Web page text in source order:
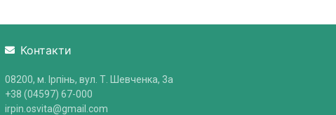
Контакти
08200, м. Ірпінь, вул. Т. Шевченка, 3a
+38 (04597) 67-000
irpin.osvita@gmail.com